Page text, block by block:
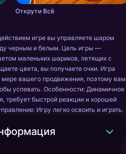
Открути Всё
игре вы управляете шаром
черным и белым. Цель игры —
маленьких шариков, летящих с
цвета, вы получаете очки. Игра
вашего продвижения, поэтому вам
успевать. Особенности: Динамичное
требует быстрой реакции и хорошей
Игру легко освоить и играть.